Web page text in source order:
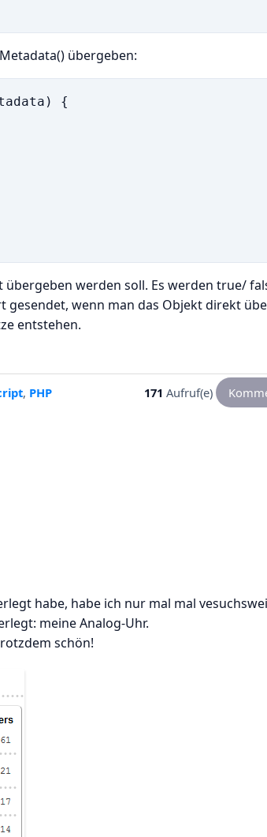
übergeben:
{
werden soll. Es werden true/
gesendet, wenn man das Objekt direkt
entstehen.
, PHP 171 Aufruf(e)
habe, habe ich nur mal mal
meine Analog-Uhr.
schön!